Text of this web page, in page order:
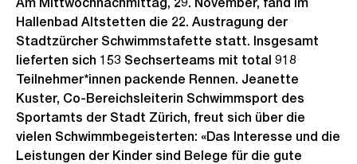
Hallenbad Altstetten die 22. Austragung der
Stadtzürcher Schwimmstafette statt. Insgesamt
lieferten sich 153 Sechserteams mit total 918
Teilnehmer*innen packende Rennen. Jeanette
Kuster, Co-Bereichsleiterin Schwimmsport des
Sportamts der Stadt Zürich, freut sich über die
vielen Schwimmbegeisterten: «Das Interesse und die
Leistungen der Kinder sind Belege für die gute